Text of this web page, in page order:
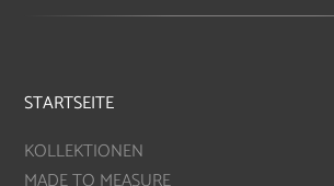
STARTSEITE
KOLLEKTIONEN